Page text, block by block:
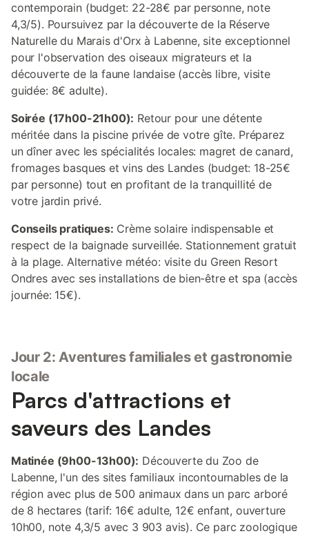
contemporain (budget: 22-28€ par personne, note
4,3/5). Poursuivez par la découverte de la Réserve
Naturelle du Marais d'Orx à Labenne, site exceptionnel
pour l'observation des oiseaux migrateurs et la
découverte de la faune landaise (accès libre, visite
guidée: 8€ adulte).
Soirée (17h00-21h00): Retour pour une détente
méritée dans la piscine privée de votre gîte. Préparez
un dîner avec les spécialités locales: magret de canard,
fromages basques et vins des Landes (budget: 18-25€
par personne) tout en profitant de la tranquillité de
votre jardin privé.
Conseils pratiques: Crème solaire indispensable et
respect de la baignade surveillée. Stationnement gratuit
à la plage. Alternative météo: visite du Green Resort
Ondres avec ses installations de bien-être et spa (accès
journée: 15€).
Jour 2: Aventures familiales et gastronomie
locale
Parcs d'attractions et
saveurs des Landes
Matinée (9h00-13h00): Découverte du Zoo de
Labenne, l'un des sites familiaux incontournables de la
région avec plus de 500 animaux dans un parc arboré
de 8 hectares (tarif: 16€ adulte, 12€ enfant, ouverture
10h00, note 4,3/5 avec 3 903 avis). Ce parc zoologique